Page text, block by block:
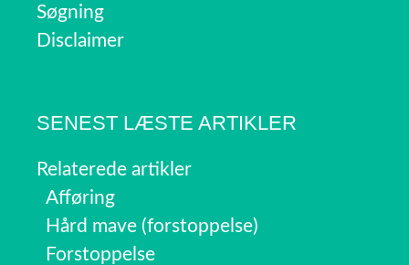
Søgning
Disclaimer
SENEST LÆSTE ARTIKLER
Relaterede artikler
Afføring
Hård mave (forstoppelse)
Forstoppelse